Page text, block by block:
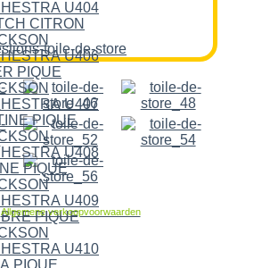
Allgemene verkoopvoorwaarden